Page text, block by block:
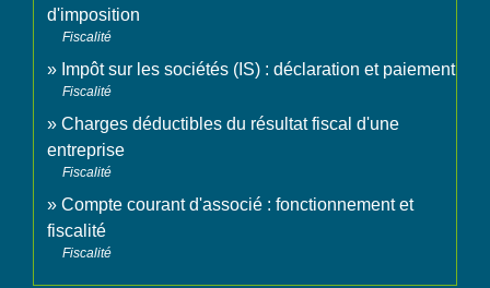
d'imposition
Fiscalité
Impôt sur les sociétés (IS) : déclaration et paiement
Fiscalité
Charges déductibles du résultat fiscal d'une
entreprise
Fiscalité
Compte courant d'associé : fonctionnement et
fiscalité
Fiscalité